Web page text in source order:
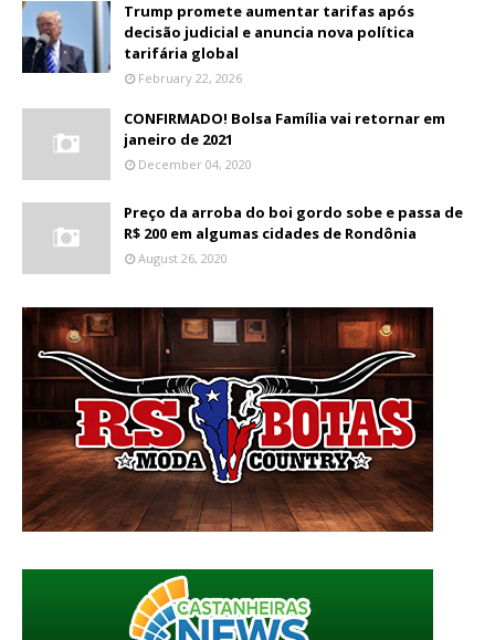
Trump promete aumentar tarifas após
decisão judicial e anuncia nova política
tarifária global
February 22, 2026
CONFIRMADO! Bolsa Família vai retornar em
janeiro de 2021
December 04, 2020
Preço da arroba do boi gordo sobe e passa de
R$ 200 em algumas cidades de Rondônia
August 26, 2020